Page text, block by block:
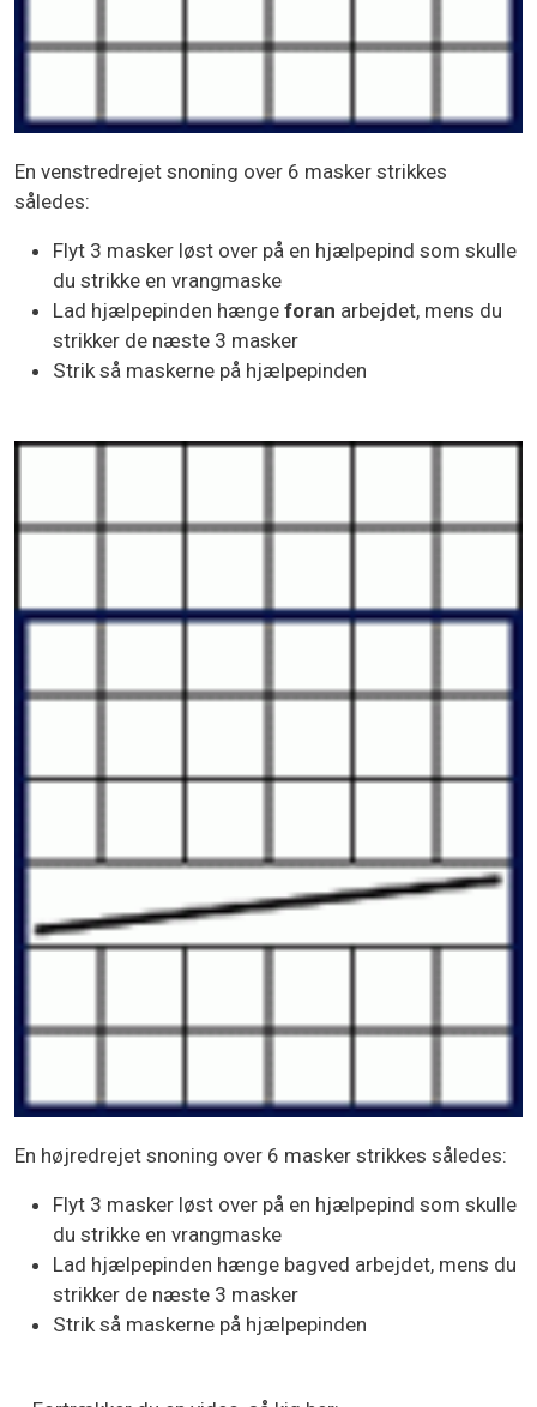
En venstredrejet snoning over 6 masker strikkes
således:
Flyt 3 masker løst over på en hjælpepind som skulle
du strikke en vrangmaske
Lad hjælpepinden hænge foran arbejdet, mens du
strikker de næste 3 masker
Strik så maskerne på hjælpepinden
En højredrejet snoning over 6 masker strikkes således:
Flyt 3 masker løst over på en hjælpepind som skulle
du strikke en vrangmaske
Lad hjælpepinden hænge bagved arbejdet, mens du
strikker de næste 3 masker
Strik så maskerne på hjælpepinden